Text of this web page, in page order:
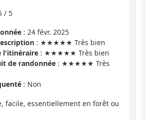
/ 5
: 24 févr. 2025
: ★★★★★ Très bien
l'itinéraire : ★★★★★ Très bien
de randonnée : ★★★★★ Très
: Non
facile, essentiellement en forêt ou